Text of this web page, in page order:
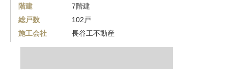
階建
7階建
総戸数
102戸
施工会社
長谷工不動産